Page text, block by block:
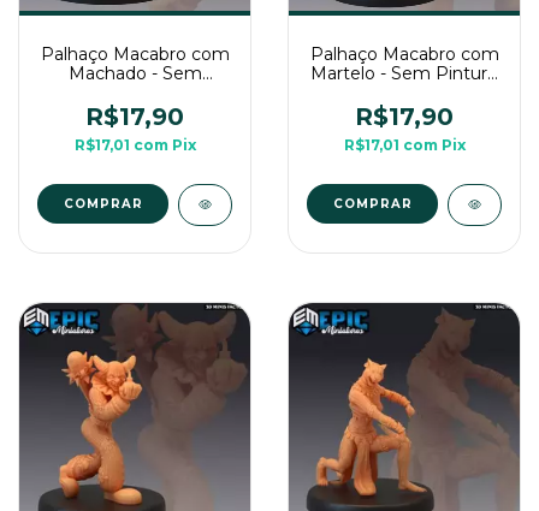
Palhaço Macabro com
Machado - Sem
Médio Para RPG de
Mesa
R$17,90
R$17,01 com Pix
COMPRAR
Palhaço Macabro com
Martelo - Sem Pintura,
Para RPG de Mesa
R$17,90
R$17,01 com Pix
COMPRAR